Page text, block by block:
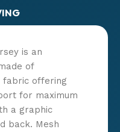
is an
of
fabric offering
for maximum
a graphic
back. Mesh